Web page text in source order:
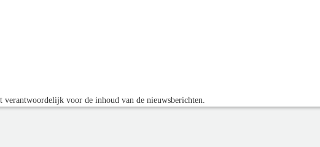
verantwoordelijk voor de inhoud van de nieuwsberichten.